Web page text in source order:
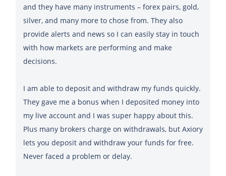
and they have many instruments – forex pairs, gold,
silver, and many more to chose from. They also
provide alerts and news so I can easily stay in touch
with how markets are performing and make
decisions.
I am able to deposit and withdraw my funds quickly.
They gave me a bonus when I deposited money into
my live account and I was super happy about this.
Plus many brokers charge on withdrawals, but Axiory
lets you deposit and withdraw your funds for free.